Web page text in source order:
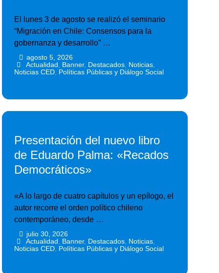
El lunes 3 de agosto se realizó el seminario
“Migración en Chile: Consensos para la
gobernanza y desarrollo” …
agosto 5, 2026
Actualidad Banner, Destacados, Noticias,
Noticias CED Políticas Públicas y Diálogo Social
Presentación del nuevo libro
de Eduardo Palma: «Recados
Democráticos»
«A lo largo de cuatro capítulos y un epílogo, el
autor recorre el orden político chileno
contemporáneo, desde …
julio 30, 2026
Actualidad Banner, Destacados, Noticias,
Noticias CED Políticas Públicas y Diálogo Social